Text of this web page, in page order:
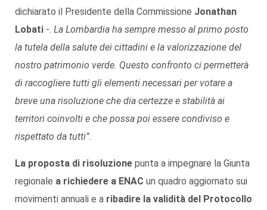
dichiarato il Presidente della Commissione Jonathan
Lobati -. La Lombardia ha sempre messo al primo posto
la tutela della salute dei cittadini e la valorizzazione del
nostro patrimonio verde. Questo confronto ci permetterà
di raccogliere tutti gli elementi necessari per votare a
breve una risoluzione che dia certezze e stabilità ai
territori coinvolti e che possa poi essere condiviso e
rispettato da tutti”.
La proposta di risoluzione punta a impegnare la Giunta
regionale a richiedere a ENAC un quadro aggiornato sui
movimenti annuali e a ribadire la validità del Protocollo